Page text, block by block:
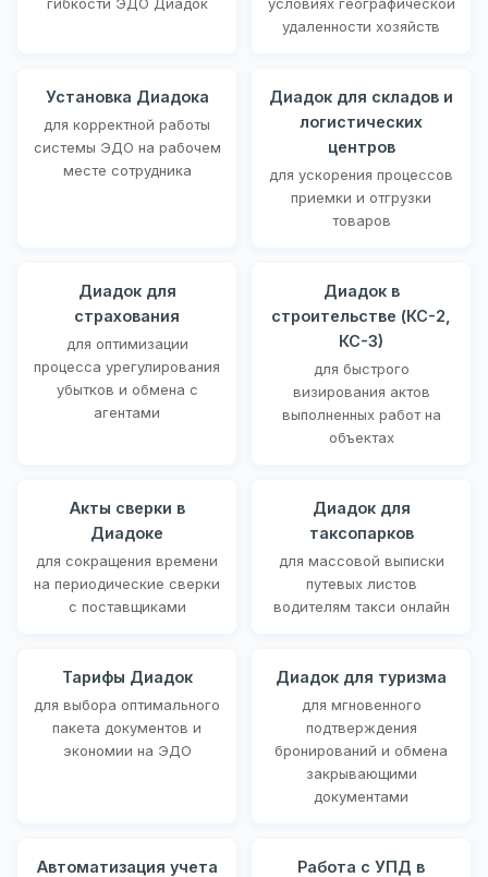
удаленности хозяйств
Установка Диадока
для корректной работы
системы ЭДО на рабочем
месте сотрудника
Диадок для складов и
логистических
центров
для ускорения процессов
приемки и отгрузки
товаров
Диадок для
страхования
для оптимизации
процесса урегулирования
убытков и обмена с
агентами
Диадок в
строительстве (КС-2,
КС-3)
для быстрого
визирования актов
выполненных работ на
объектах
Акты сверки в
Диадоке
для сокращения времени
на периодические сверки
с поставщиками
Диадок для
таксопарков
для массовой выписки
путевых листов
водителям такси онлайн
Тарифы Диадок
для выбора оптимального
пакета документов и
экономии на ЭДО
Диадок для туризма
для мгновенного
подтверждения
бронирований и обмена
закрывающими
документами
Автоматизация учета
Работа с УПД в